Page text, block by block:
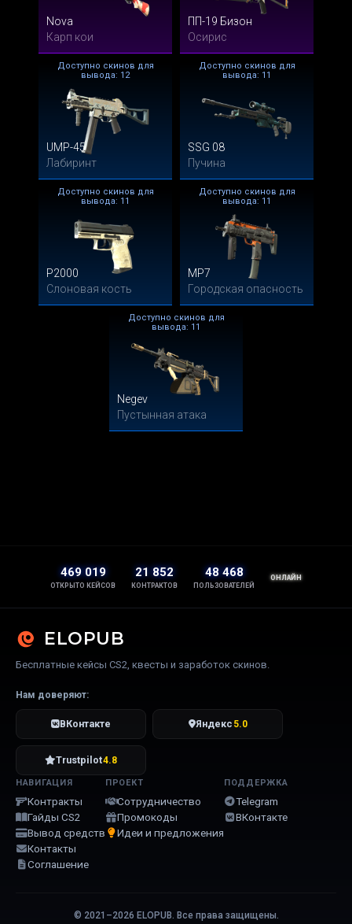
Nova
Карп кои
ПП-19 Бизон
Осирис
UMP-45
Лабиринт
Доступно скинов для
вывода: 12
SSG 08
Пучина
Доступно скинов для
вывода: 11
P2000
Слоновая кость
Доступно скинов для
вывода: 11
MP7
Городская опасность
Доступно скинов для
вывода: 11
Negev
Пустынная атака
Доступно скинов для
вывода: 11
469 019
ОТКРЫТО КЕЙСОВ
21 852
КОНТРАКТОВ
48 468
ПОЛЬЗОВАТЕЛЕЙ
ОНЛАЙН
ELOPUB
Бесплатные кейсы CS2, квесты и заработок скинов.
Нам доверяют:
ВКонтакте Яндекс 5.0
Trustpilot4.8
НАВИГАЦИЯ
Контракты
Гайды CS2
Вывод средств
Контакты
Соглашение
ПРОЕКТ
Сотрудничество
Промокоды
Идеи и предложения
ПОДДЕРЖКА
Telegram
ВКонтакте
© 2021–2026 ELOPUB. Все права защищены.